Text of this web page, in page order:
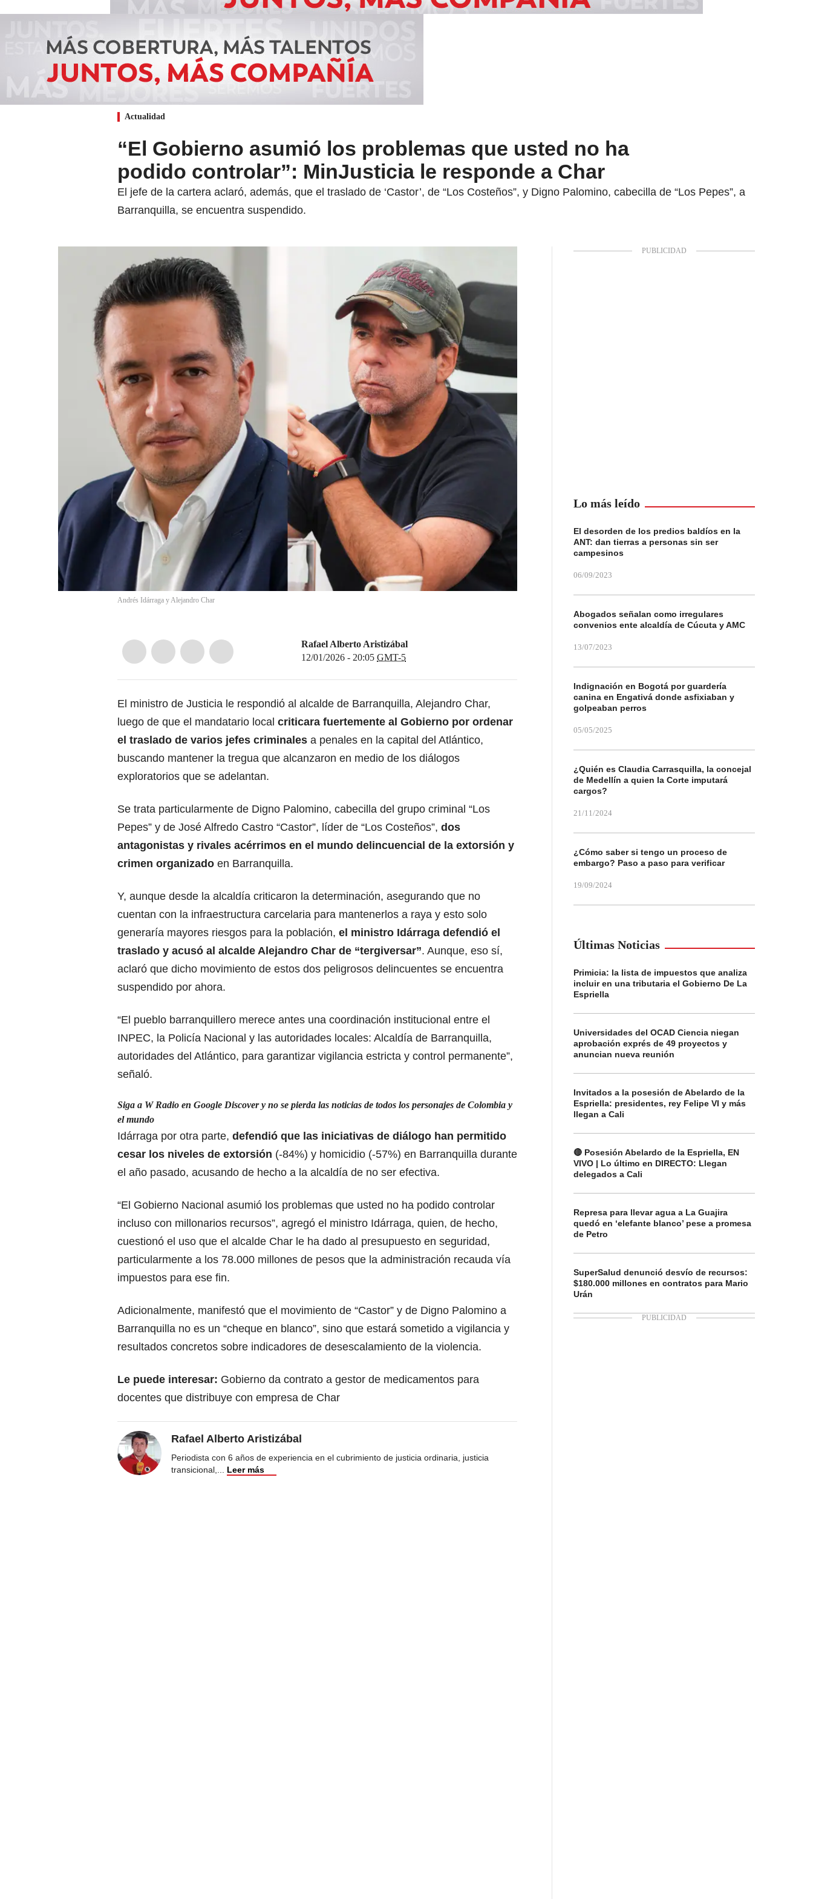
Actualidad
“El Gobierno asumió los problemas que usted no ha
podido controlar”: MinJusticia le responde a Char
El jefe de la cartera aclaró, además, que el traslado de ‘Castor’, de “Los Costeños”, y Digno Palomino, cabecilla de “Los Pepes”, a
Barranquilla, se encuentra suspendido.
Andrés Idárraga y Alejandro Char
Rafael Alberto Aristizábal
12/01/2026 - 20:05 GMT-5
El ministro de Justicia le respondió al alcalde de Barranquilla, Alejandro Char,
luego de que el mandatario local criticara fuertemente al Gobierno por ordenar
el traslado de varios jefes criminales a penales en la capital del Atlántico,
buscando mantener la tregua que alcanzaron en medio de los diálogos
exploratorios que se adelantan.
Se trata particularmente de Digno Palomino, cabecilla del grupo criminal “Los
Pepes” y de José Alfredo Castro “Castor”, líder de “Los Costeños”, dos
antagonistas y rivales acérrimos en el mundo delincuencial de la extorsión y
crimen organizado en Barranquilla.
Y, aunque desde la alcaldía criticaron la determinación, asegurando que no
cuentan con la infraestructura carcelaria para mantenerlos a raya y esto solo
generaría mayores riesgos para la población, el ministro Idárraga defendió el
traslado y acusó al alcalde Alejandro Char de “tergiversar”. Aunque, eso sí,
aclaró que dicho movimiento de estos dos peligrosos delincuentes se encuentra
suspendido por ahora.
“El pueblo barranquillero merece antes una coordinación institucional entre el
INPEC, la Policía Nacional y las autoridades locales: Alcaldía de Barranquilla,
autoridades del Atlántico, para garantizar vigilancia estricta y control permanente”,
señaló.
Siga a W Radio en Google Discover y no se pierda las noticias de todos los personajes de Colombia y
el mundo
Idárraga por otra parte, defendió que las iniciativas de diálogo han permitido
cesar los niveles de extorsión (-84%) y homicidio (-57%) en Barranquilla durante
el año pasado, acusando de hecho a la alcaldía de no ser efectiva.
“El Gobierno Nacional asumió los problemas que usted no ha podido controlar
incluso con millonarios recursos”, agregó el ministro Idárraga, quien, de hecho,
cuestionó el uso que el alcalde Char le ha dado al presupuesto en seguridad,
particularmente a los 78.000 millones de pesos que la administración recauda vía
impuestos para ese fin.
Adicionalmente, manifestó que el movimiento de “Castor” y de Digno Palomino a
Barranquilla no es un “cheque en blanco”, sino que estará sometido a vigilancia y
resultados concretos sobre indicadores de desescalamiento de la violencia.
Le puede interesar: Gobierno da contrato a gestor de medicamentos para
docentes que distribuye con empresa de Char
Rafael Alberto Aristizábal
Periodista con 6 años de experiencia en el cubrimiento de justicia ordinaria, justicia
transicional,... Leer más
Lo más leído
El desorden de los predios baldíos en la
ANT: dan tierras a personas sin ser
campesinos
06/09/2023
Abogados señalan como irregulares
convenios ente alcaldía de Cúcuta y AMC
13/07/2023
Indignación en Bogotá por guardería
canina en Engativá donde asfixiaban y
golpeaban perros
05/05/2025
¿Quién es Claudia Carrasquilla, la concejal
de Medellín a quien la Corte imputará
cargos?
21/11/2024
¿Cómo saber si tengo un proceso de
embargo? Paso a paso para verificar
19/09/2024
Últimas Noticias
Primicia: la lista de impuestos que analiza
incluir en una tributaria el Gobierno De La
Espriella
Universidades del OCAD Ciencia niegan
aprobación exprés de 49 proyectos y
anuncian nueva reunión
Invitados a la posesión de Abelardo de la
Espriella: presidentes, rey Felipe VI y más
llegan a Cali
🔴 Posesión Abelardo de la Espriella, EN
VIVO | Lo último en DIRECTO: Llegan
delegados a Cali
Represa para llevar agua a La Guajira
quedó en ‘elefante blanco’ pese a promesa
de Petro
SuperSalud denunció desvío de recursos:
$180.000 millones en contratos para Mario
Urán